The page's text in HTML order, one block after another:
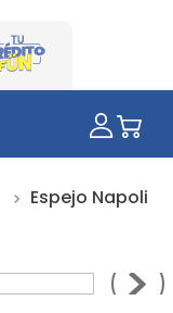
Espejo Napoli